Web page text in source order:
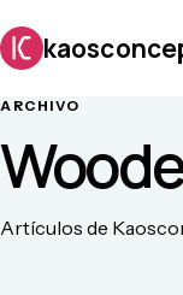
ARCHIVO
Artículos de